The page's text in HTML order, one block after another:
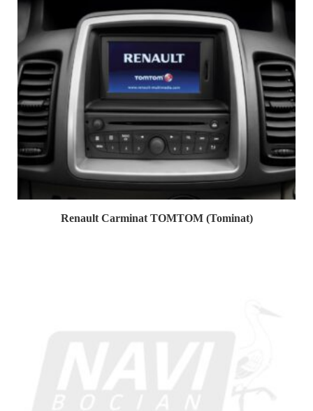
Renault Carminat TOMTOM (Tominat)